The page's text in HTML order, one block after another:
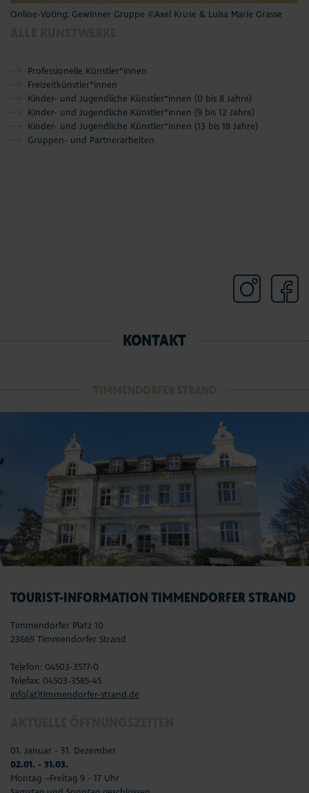
Online-Voting: Gewinner Gruppe ©Axel Kruse & Luisa Marie Grasse
Professionelle Künstler*innen
Freizeitkünstler*innen
Kinder- und Jugendliche Künstler*innen (0 bis 8 Jahre)
Kinder- und Jugendliche Künstler*innen (9 bis 12 Jahre)
Kinder- und Jugendliche Künstler*innen (13 bis 18 Jahre)
Gruppen- und Partnerarbeiten
KONTAKT
TOURIST-INFORMATION TIMMENDORFER STRAND
Timmendorfer Platz 10
23669 Timmendorfer Strand
Telefon: 04503-3577-0
Telefax: 04503-3585-45
info(at)timmendorfer-strand.de
01. Januar - 31. Dezember
02.01. - 31.03.
Montag –Freitag 9 - 17 Uhr